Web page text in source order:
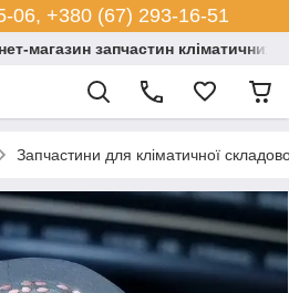
06, +380 (67) 293-16-51
магазин запчастин кліматичних
Запчастини для кліматичної